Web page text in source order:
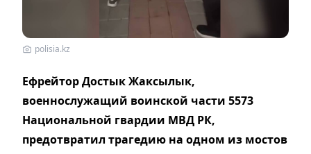
polisia.kz
Ефрейтор Достык Жаксылык,
военнослужащий воинской части 5573
Национальной гвардии МВД РК,
предотвратил трагедию на одном из мостов